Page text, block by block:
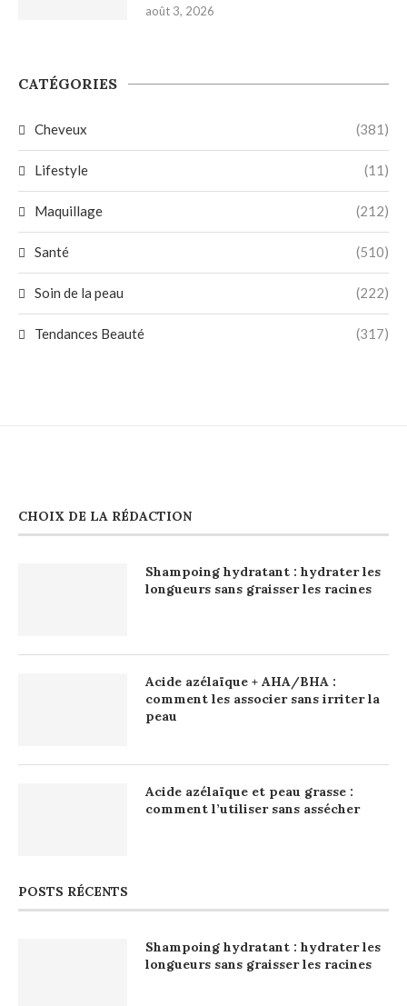
août 3, 2026
CATÉGORIES
Cheveux (381)
Lifestyle (11)
Maquillage (212)
Santé (510)
Soin de la peau (222)
Tendances Beauté (317)
CHOIX DE LA RÉDACTION
Shampoing hydratant : hydrater les
longueurs sans graisser les racines
Acide azélaïque + AHA/BHA :
comment les associer sans irriter la
peau
Acide azélaïque et peau grasse :
comment l’utiliser sans assécher
POSTS RÉCENTS
Shampoing hydratant : hydrater les
longueurs sans graisser les racines